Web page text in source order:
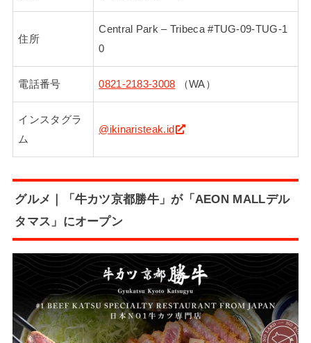
住所
Central Park – Tribeca #TUG-09-TUG-1
0
電話番号 0821-2183-3008 （WA）
インスタグラ
ム
@ikinaristeak.id
グルメ｜「牛カツ京都勝牛」が「AEON MALLデル
タマス」にオープン